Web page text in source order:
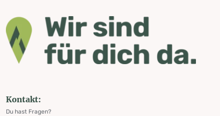
Kontakt:
Du hast Fragen?